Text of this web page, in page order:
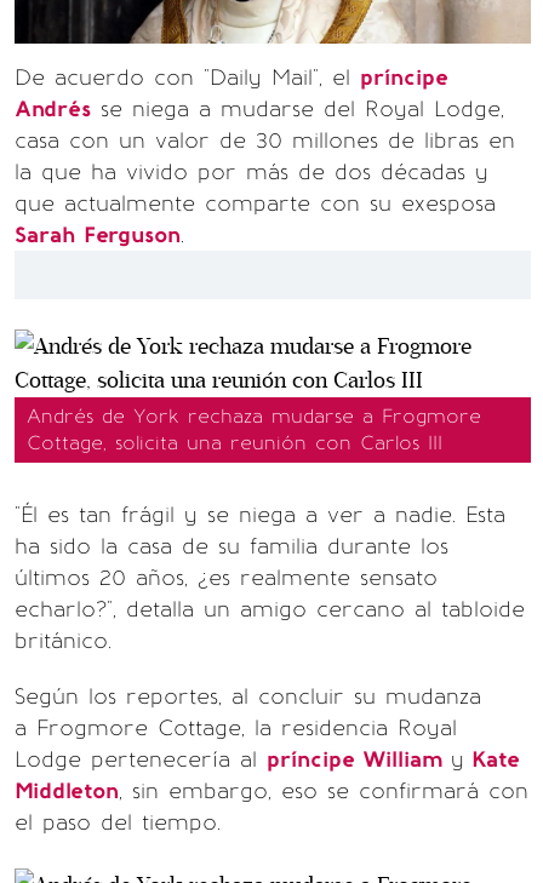
De acuerdo con "Daily Mail", el príncipe
Andrés se niega a mudarse del Royal Lodge,
casa con un valor de 30 millones de libras en
la que ha vivido por más de dos décadas y
que actualmente comparte con su exesposa
Sarah Ferguson.
Andrés de York rechaza mudarse a Frogmore
Cottage, solicita una reunión con Carlos III
"Él es tan frágil y se niega a ver a nadie. Esta
ha sido la casa de su familia durante los
últimos 20 años, ¿es realmente sensato
echarlo?", detalla un amigo cercano al tabloide
británico.
Según los reportes, al concluir su mudanza
a Frogmore Cottage, la residencia Royal
Lodge pertenecería al príncipe William y Kate
Middleton, sin embargo, eso se confirmará con
el paso del tiempo.